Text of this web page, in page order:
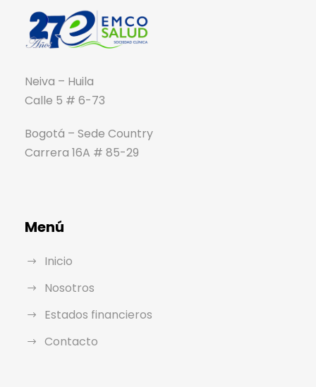
Neiva – Huila
Calle 5 # 6-73
Bogotá – Sede Country
Carrera 16A # 85-29
Menú
Inicio
Nosotros
Estados financieros
Contacto